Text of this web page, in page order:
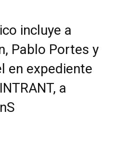
incluye a
Pablo Portes y
en expediente
a